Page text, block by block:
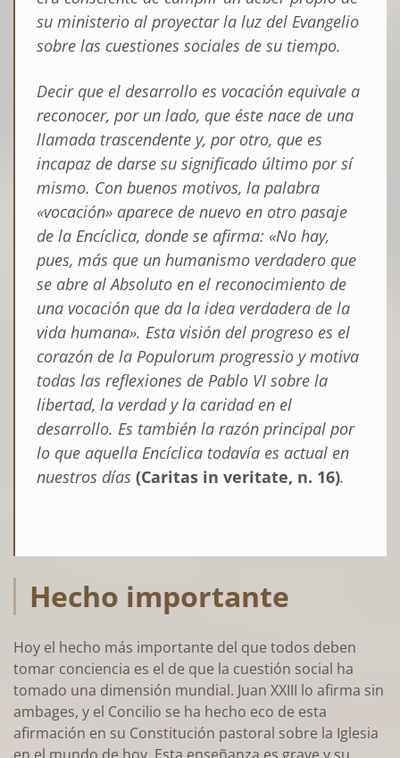
su ministerio al proyectar la luz del Evangelio
sobre las cuestiones sociales de su tiempo.
Decir que el desarrollo es vocación equivale a
reconocer, por un lado, que éste nace de una
llamada trascendente y, por otro, que es
incapaz de darse su significado último por sí
mismo. Con buenos motivos, la palabra
«vocación» aparece de nuevo en otro pasaje
de la Encíclica, donde se afirma: «No hay,
pues, más que un humanismo verdadero que
se abre al Absoluto en el reconocimiento de
una vocación que da la idea verdadera de la
vida humana». Esta visión del progreso es el
corazón de la Populorum progressio y motiva
todas las reflexiones de Pablo VI sobre la
libertad, la verdad y la caridad en el
desarrollo. Es también la razón principal por
lo que aquella Encíclica todavía es actual en
nuestros días (Caritas in veritate, n. 16).
Hecho importante
Hoy el hecho más importante del que todos deben
tomar conciencia es el de que la cuestión social ha
tomado una dimensión mundial. Juan XXIII lo afirma sin
ambages, y el Concilio se ha hecho eco de esta
afirmación en su Constitución pastoral sobre la Iglesia